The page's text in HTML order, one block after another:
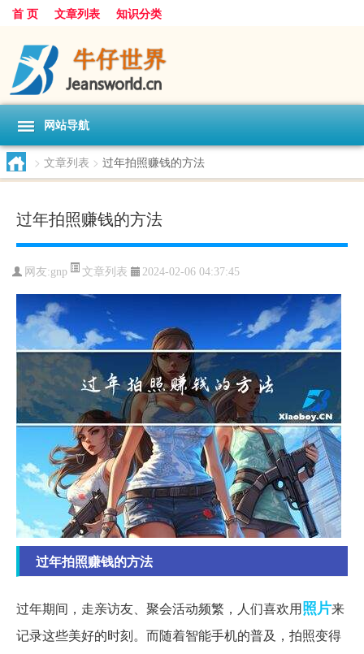
首 页 文章列表 知识分类
网站导航
> 文章列表 > 过年拍照赚钱的方法
过年拍照赚钱的方法
网友:gnp 文章列表 2024-02-06 04:37:45
过年拍照赚钱的方法
过年期间，走亲访友、聚会活动频繁，人们喜欢用照片来
记录这些美好的时刻。而随着智能手机的普及，拍照变得